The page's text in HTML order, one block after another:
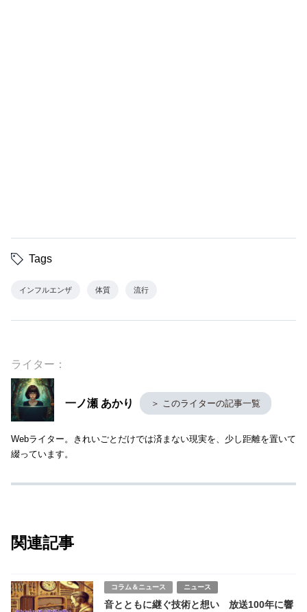
Tags
インフルエンザ 体質 流行
ライター：
一ノ瀬 あかり ＞ このライターの記事一覧
Webライター。きれいごとだけでは済まない現実を、少し距離を置いて
綴っています。
関連記事
コラム＆ニュース ニュース
音とともに継ぐ技術と想い 放送100年に響